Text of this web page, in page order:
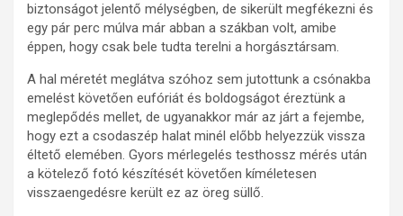
biztonságot jelentő mélységben, de sikerült megfékezni és
egy pár perc múlva már abban a szákban volt, amibe
éppen, hogy csak bele tudta terelni a horgásztársam.
A hal méretét meglátva szóhoz sem jutottunk a csónakba
emelést követően eufóriát és boldogságot éreztünk a
meglepődés mellet, de ugyanakkor már az járt a fejembe,
hogy ezt a csodaszép halat minél előbb helyezzük vissza
éltető elemében. Gyors mérlegelés testhossz mérés után
a kötelező fotó készítését követően kíméletesen
visszaengedésre került ez az öreg süllő.